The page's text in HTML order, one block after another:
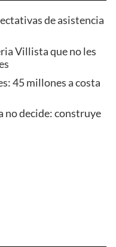
de asistencia
Villista que no les
45 millones a costa
no decide: construye